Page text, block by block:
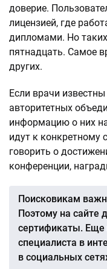
доверие.
лицензией, где
дипломами. Но
пятнадцать. Самое
других.
Если врачи
авторитетных
информацию о них
идут к конкретному
говорить о
конференции,
Поисковикам
Поэтому на
сертификаты. Еще
специалиста в
в социальных